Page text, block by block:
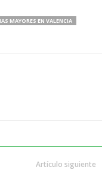
MAYORES EN VALENCIA
Artículo siguiente